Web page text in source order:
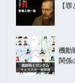
【
機動
関係